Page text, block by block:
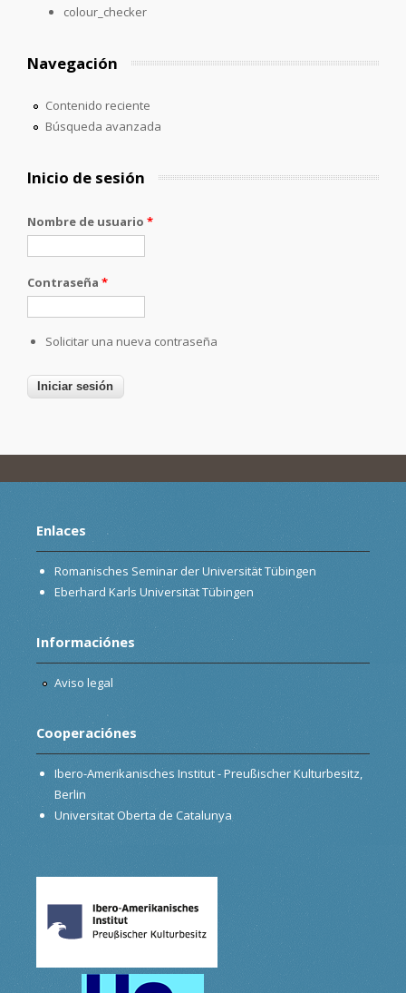
colour_checker
Navegación
Contenido reciente
Búsqueda avanzada
Inicio de sesión
Nombre de usuario *
Contraseña *
Solicitar una nueva contraseña
Enlaces
Romanisches Seminar der Universität Tübingen
Eberhard Karls Universität Tübingen
Informaciónes
Aviso legal
Cooperaciónes
Ibero-Amerikanisches Institut - Preußischer Kulturbesitz,
Berlin
Universitat Oberta de Catalunya